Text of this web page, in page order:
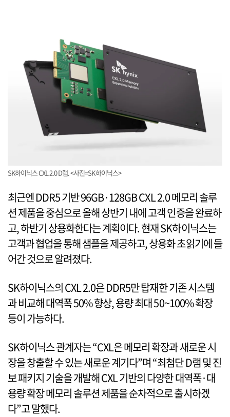
SK하이닉스 CXL 2.0 D램. <사진=SK하이닉스>
최근엔 DDR5 기반 96GB·128GB CXL 2.0 메모리 솔루
션 제품을 중심으로 올해 상반기 내에 고객 인증을 완료하
고, 하반기 상용화한다는 계획이다. 현재 SK하이닉스는
고객과 협업을 통해 샘플을 제공하고, 상용화 초읽기에 들
어간 것으로 알려졌다.
SK하이닉스의 CXL 2.0은 DDR5만 탑재한 기존 시스템
과 비교해 대역폭 50% 향상, 용량 최대 50~100% 확장
등이 가능하다.
SK하이닉스 관계자는 “CXL은 메모리 확장과 새로운 시
장을 창출할 수 있는 새로운 계기다”며 “최첨단 D램 및 진
보 패키지 기술을 개발해 CXL 기반의 다양한 대역폭·대
용량 확장 메모리 솔루션 제품을 순차적으로 출시하겠
다”고 말했다.